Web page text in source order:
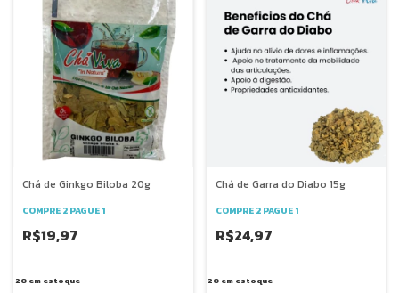
Chá de Ginkgo Biloba 20g
COMPRE 2 PAGUE 1
R$19,97
20em estoque
Chá de Garra do Diabo 15g
COMPRE 2 PAGUE 1
R$24,97
20 em estoque